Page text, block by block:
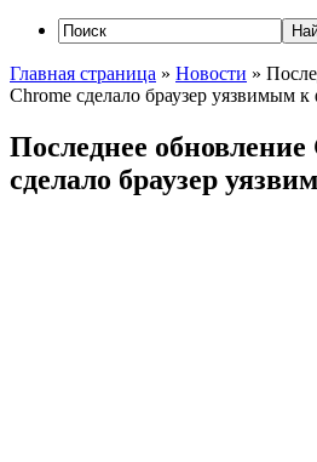
Главная страница » Новости »
Chrome сделало браузер уязвимым
Последнее
сделало браузер